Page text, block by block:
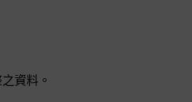
資料。